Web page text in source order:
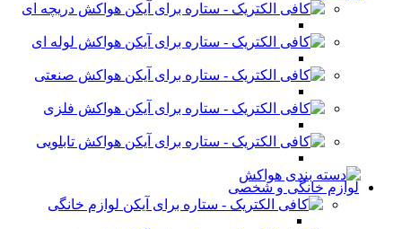
هواکش دریچه ای
هواکش لوله ای
هواکش صنعتی
هواکش فلزی
هواکش تابلویی
لوازم خانگی و شخصی
لوازم خانگی